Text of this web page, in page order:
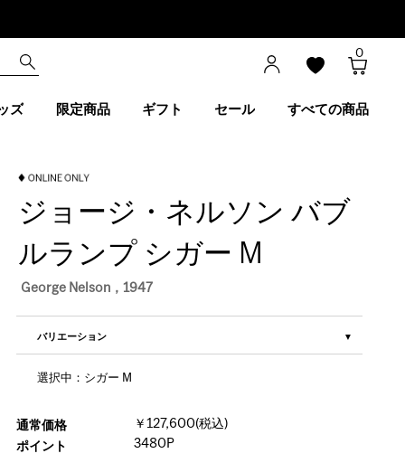
0
ズ 限定商品 ギフト セール すべての商品
ジョージ・ネルソン バブ
ルランプ シガー M
George Nelson，1947
バリエーション
選択中：シガー M
通常価格
￥127,600(税込)
ポイント
3480P